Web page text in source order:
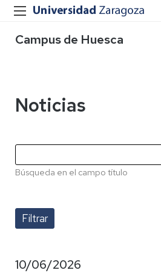
Campus de Huesca
Noticias
Búsqueda en el campo título
10/06/2026